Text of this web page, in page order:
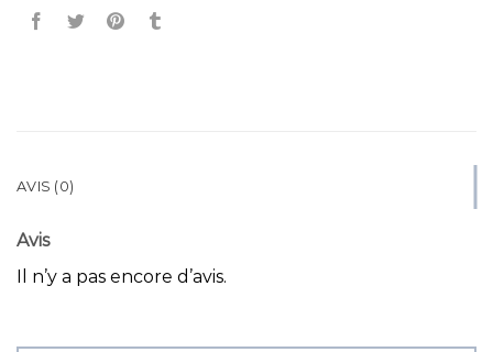
AVIS (0)
Avis
Il n’y a pas encore d’avis.